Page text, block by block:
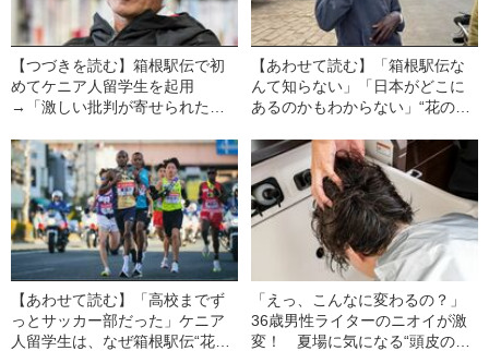
【つづきを読む】箱根駅伝で初
めてケニア人留学生を起用
→「激しい批判が寄せられた」
学が、初めて総合優勝するまで
の道のり
【あわせて読む】「箱根駅伝な
んて知らない」「日本がどこに
あるのかもわからない」“花の2
ア人留学生が明かす、“TVには映
らない”ケニアでの生活
【あわせて読む】「高校までず
っとサッカー部だった」ケニア
人留学生は、なぜ箱根駅伝“花の
「えっ、こんなに変わるの？」
36歳男性ライターのニオイが激
変！ 夏場に気になる“頭皮のニ